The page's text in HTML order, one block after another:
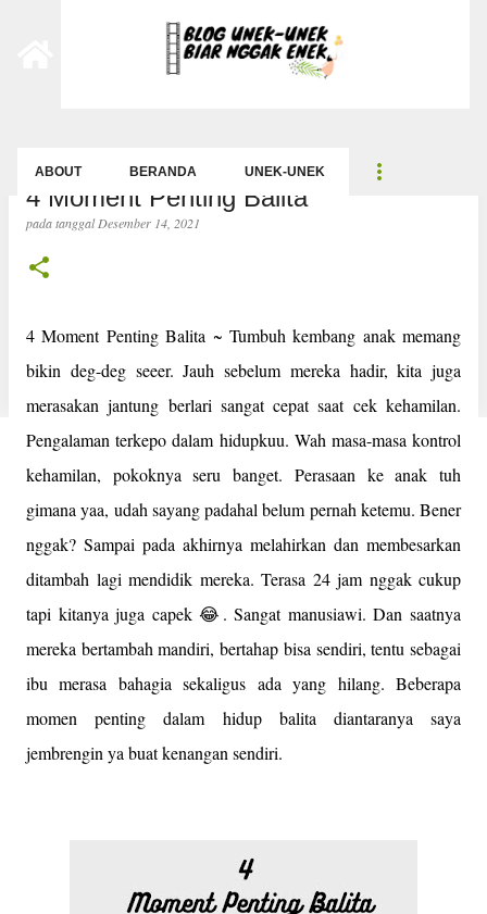
Langsung ke konten utama
ABOUT BERANDA UNEK-UNEK
4 Moment Penting Balita
pada tanggalDesember 14, 2021
4 Moment Penting Balita ~ Tumbuh kembang anak memang
bikin deg-deg seeer. Jauh sebelum mereka hadir, kita juga
merasakan jantung berlari sangat cepat saat cek kehamilan.
Pengalaman terkepo dalam hidupkuu. Wah masa-masa kontrol
kehamilan, pokoknya seru banget. Perasaan ke anak tuh
gimana yaa, udah sayang padahal belum pernah ketemu. Bener
nggak? Sampai pada akhirnya melahirkan dan membesarkan
ditambah lagi mendidik mereka. Terasa 24 jam nggak cukup
tapi kitanya juga capek 😂. Sangat manusiawi. Dan saatnya
mereka bertambah mandiri, bertahap bisa sendiri, tentu sebagai
ibu merasa bahagia sekaligus ada yang hilang. Beberapa
momen penting dalam hidup balita diantaranya saya
jembrengin ya buat kenangan sendiri.